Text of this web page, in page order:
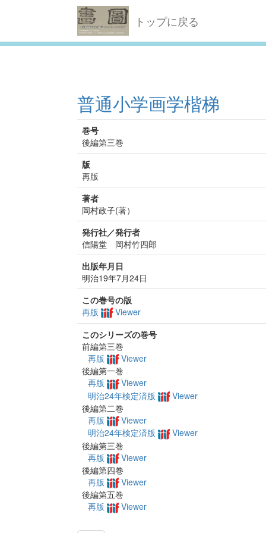
トップに戻る
普通小学画学楷梯
巻号
後編第三巻
版
再版
著者
岡村政子(著）
発行社／発行者
信陽堂 岡村竹四郎
出版年月日
明治19年7月24日
この巻号の版
再版
Viewer
このシリーズの巻号
前編第三巻
再版
Viewer
後編第一巻
再版
Viewer
明治24年検定済版
Viewer
後編第二巻
再版
Viewer
明治24年検定済版
Viewer
後編第三巻
再版
Viewer
後編第四巻
再版
Viewer
後編第五巻
再版
Viewer